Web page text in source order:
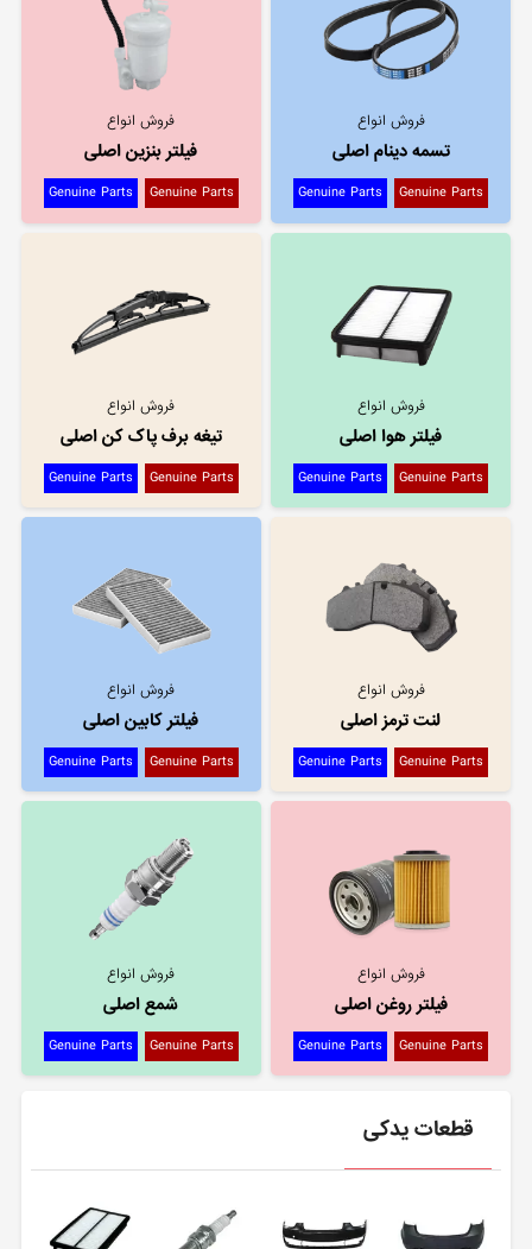
فروش انواع
تسمه دینام اصلی
Genuine Parts
Genuine Parts
فروش انواع
فیلتر بنزین اصلی
Genuine Parts
Genuine Parts
فروش انواع
فیلتر هوا اصلی
Genuine Parts
Genuine Parts
فروش انواع
تیغه برف پاک کن اصلی
Genuine Parts
Genuine Parts
فروش انواع
لنت ترمز اصلی
Genuine Parts
Genuine Parts
فروش انواع
فیلتر کابین اصلی
Genuine Parts
Genuine Parts
فروش انواع
فیلتر روغن اصلی
Genuine Parts
Genuine Parts
فروش انواع
شمع اصلی
Genuine Parts
Genuine Parts
قطعات یدکی